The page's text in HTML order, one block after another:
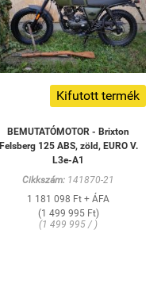
Kifutott termék
BEMUTATÓMOTOR - Brixton
Felsberg 125 ABS, zöld, EURO V.
L3e-A1
Cikkszám: 141870-21
1 181 098 Ft + ÁFA
(1 499 995 Ft)
(1 499 995 / )